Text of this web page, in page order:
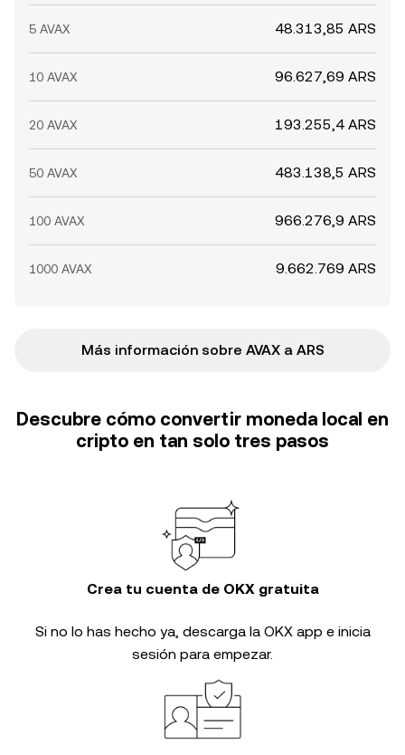
5 AVAX 48.313,85 ARS
10 AVAX 96.627,69 ARS
20 AVAX 193.255,4 ARS
50 AVAX 483.138,5 ARS
100 AVAX 966.276,9 ARS
1000 AVAX 9.662.769 ARS
Más información sobre AVAX a ARS
Descubre cómo convertir moneda local en
cripto en tan solo tres pasos
Crea tu cuenta de OKX gratuita
Si no lo has hecho ya, descarga la OKX app e inicia
sesión para empezar.